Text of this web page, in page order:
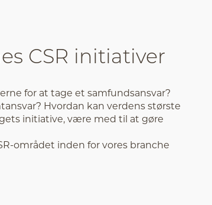
CSR initiativer
for at tage et samfundsansvar?
Hvordan kan verdens største
initiative, være med til at gøre
området inden for vores branche